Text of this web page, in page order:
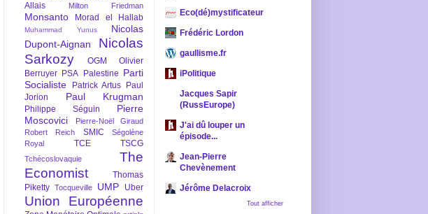
Allais
Milton Friedman
Monsanto Morad el Hallab
Muhammad Yunus
Nicolas
Dupont-Aignan
Nicolas
Sarkozy
OGM
Olivier
Berruyer PSA Palestine Parti
Socialiste
Patrick Artus
Paul
Jorion
Paul Krugman
Philippe Séguin
Pierre
Moscovici
Pierre-Noël Giraud
Robert Reich
SMIC
Ségolène
Royal
TCE TSCG
Tchécoslovaquie
The
Economist
Thomas
Piketty Tocqueville UMP Uber
Union Européenne
Eco(dé)mystificateur
Frédéric Lordon
gaullisme.fr
iPolitique
Jacques Sapir
(RussEurope)
J'ai dû louper un
épisode...
Jean-Pierre
Chevènement
Jérôme Delacroix
Tout afficher